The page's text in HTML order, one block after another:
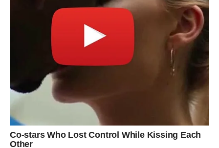
VAGA
Zvijezde vam donose veoma važnu poruku vezanu za
Ako osjećate da nešto nije iskreno ili potpuno jasno, sada